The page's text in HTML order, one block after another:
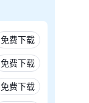
免费下载
免费下载
免费下载